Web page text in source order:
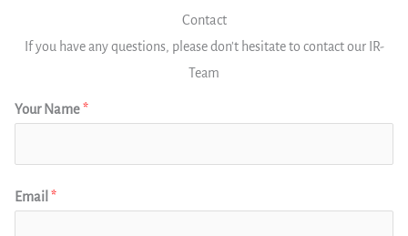
Contact
If you have any questions, please don't hesitate to contact our IR-
Team
Your Name*
Email *